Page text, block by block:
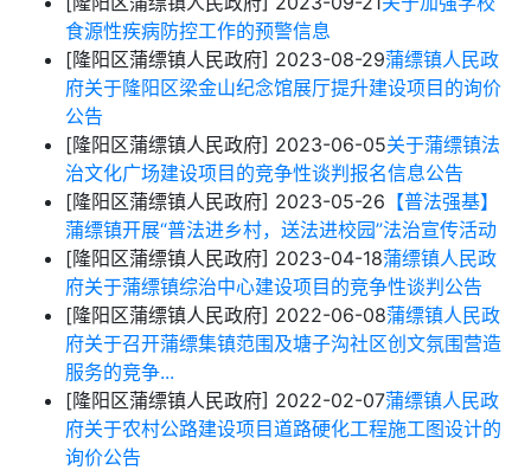
食源性疾病防控工作的预警信息
[隆阳区蒲缥镇人民政府] 2023-08-29蒲缥镇人民政
府关于隆阳区梁金山纪念馆展厅提升建设项目的询价
公告
[隆阳区蒲缥镇人民政府] 2023-06-05关于蒲缥镇法
治文化广场建设项目的竞争性谈判报名信息公告
[隆阳区蒲缥镇人民政府] 2023-05-26 【普法强基】
蒲缥镇开展“普法进乡村，送法进校园”法治宣传活动
[隆阳区蒲缥镇人民政府] 2023-04-18蒲缥镇人民政
府关于蒲缥镇综治中心建设项目的竞争性谈判公告
[隆阳区蒲缥镇人民政府] 2022-06-08蒲缥镇人民政
府关于召开蒲缥集镇范围及塘子沟社区创文氛围营造
服务的竞争...
[隆阳区蒲缥镇人民政府] 2022-02-07蒲缥镇人民政
府关于农村公路建设项目道路硬化工程施工图设计的
询价公告